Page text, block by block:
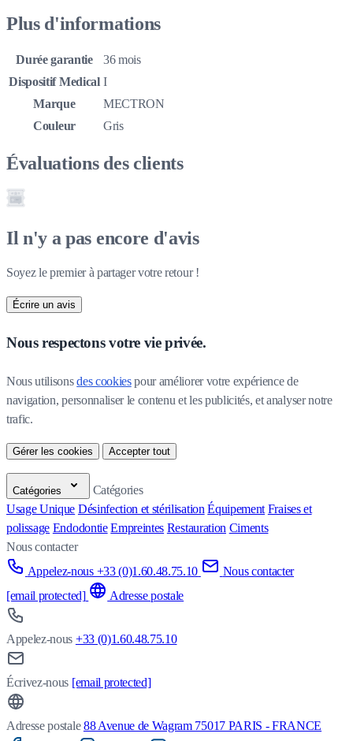
Plus d'informations
Durée garantie
36 mois
Dispositif Medical I
Marque
MECTRON
Couleur
Gris
Évaluations des clients
Il n'y a pas encore d'avis
Soyez le premier à partager votre retour !
Écrire un avis
Nous respectons votre vie privée.
Nous utilisons des cookies pour améliorer votre expérience de
navigation, personnaliser le contenu et les publicités, et analyser notre
trafic.
Gérer les cookies Accepter tout
Catégories
Catégories
Usage Unique Désinfection et stérilisation Équipement Fraises et
polissage Endodontie Empreintes Restauration Ciments
Nous contacter
Appelez-nous +33 (0)1.60.48.75.10
Nous contacter
[email protected]
Adresse postale
Appelez-nous +33 (0)1.60.48.75.10
Écrivez-nous [email protected]
Adresse postale 88 Avenue de Wagram 75017 PARIS - FRANCE